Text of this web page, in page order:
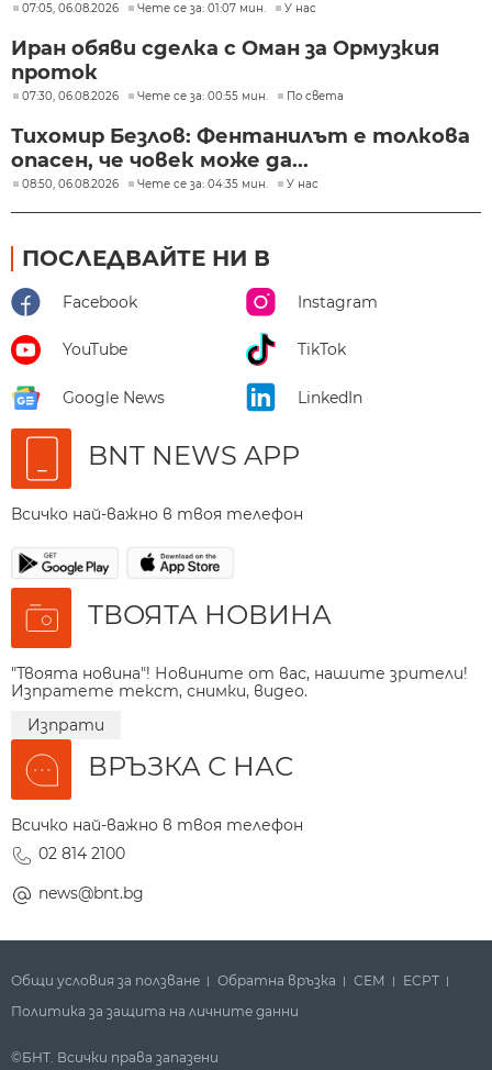
07:05, 06.08.2026 Чете се за: 01:07 мин. У нас
Иран обяви сделка с Оман за Ормузкия
проток
07:30, 06.08.2026 Чете се за: 00:55 мин. По света
Тихомир Безлов: Фентанилът е толкова
опасен, че човек може да...
08:50, 06.08.2026 Чете се за: 04:35 мин. У нас
ПОСЛЕДВАЙТЕ НИ В
Facebook Instagram
YouTube TikTok
Google News LinkedIn
BNT NEWS APP
Всичко най-важно в твоя телефон
ТВОЯТА НОВИНА
"Твоята новина"! Новините от вас, нашите зрители!
Изпратете текст, снимки, видео.
Изпрати
ВРЪЗКА С НАС
Всичко най-важно в твоя телефон
02 814 2100
news@bnt.bg
Общи условия за ползване Обратна връзка СЕМ
ECPT
Политика за защита на личните данни
©БНТ. Всички права запазени